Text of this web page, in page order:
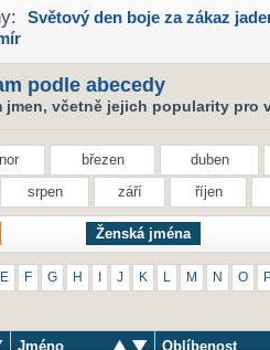
Světový den boje za zákaz
podle abecedy
jmen, včetně jejich popularity pro
březen duben
srpen září říjen
Ženská jména
E F G H J K M N O
Jméno Oblíbenost